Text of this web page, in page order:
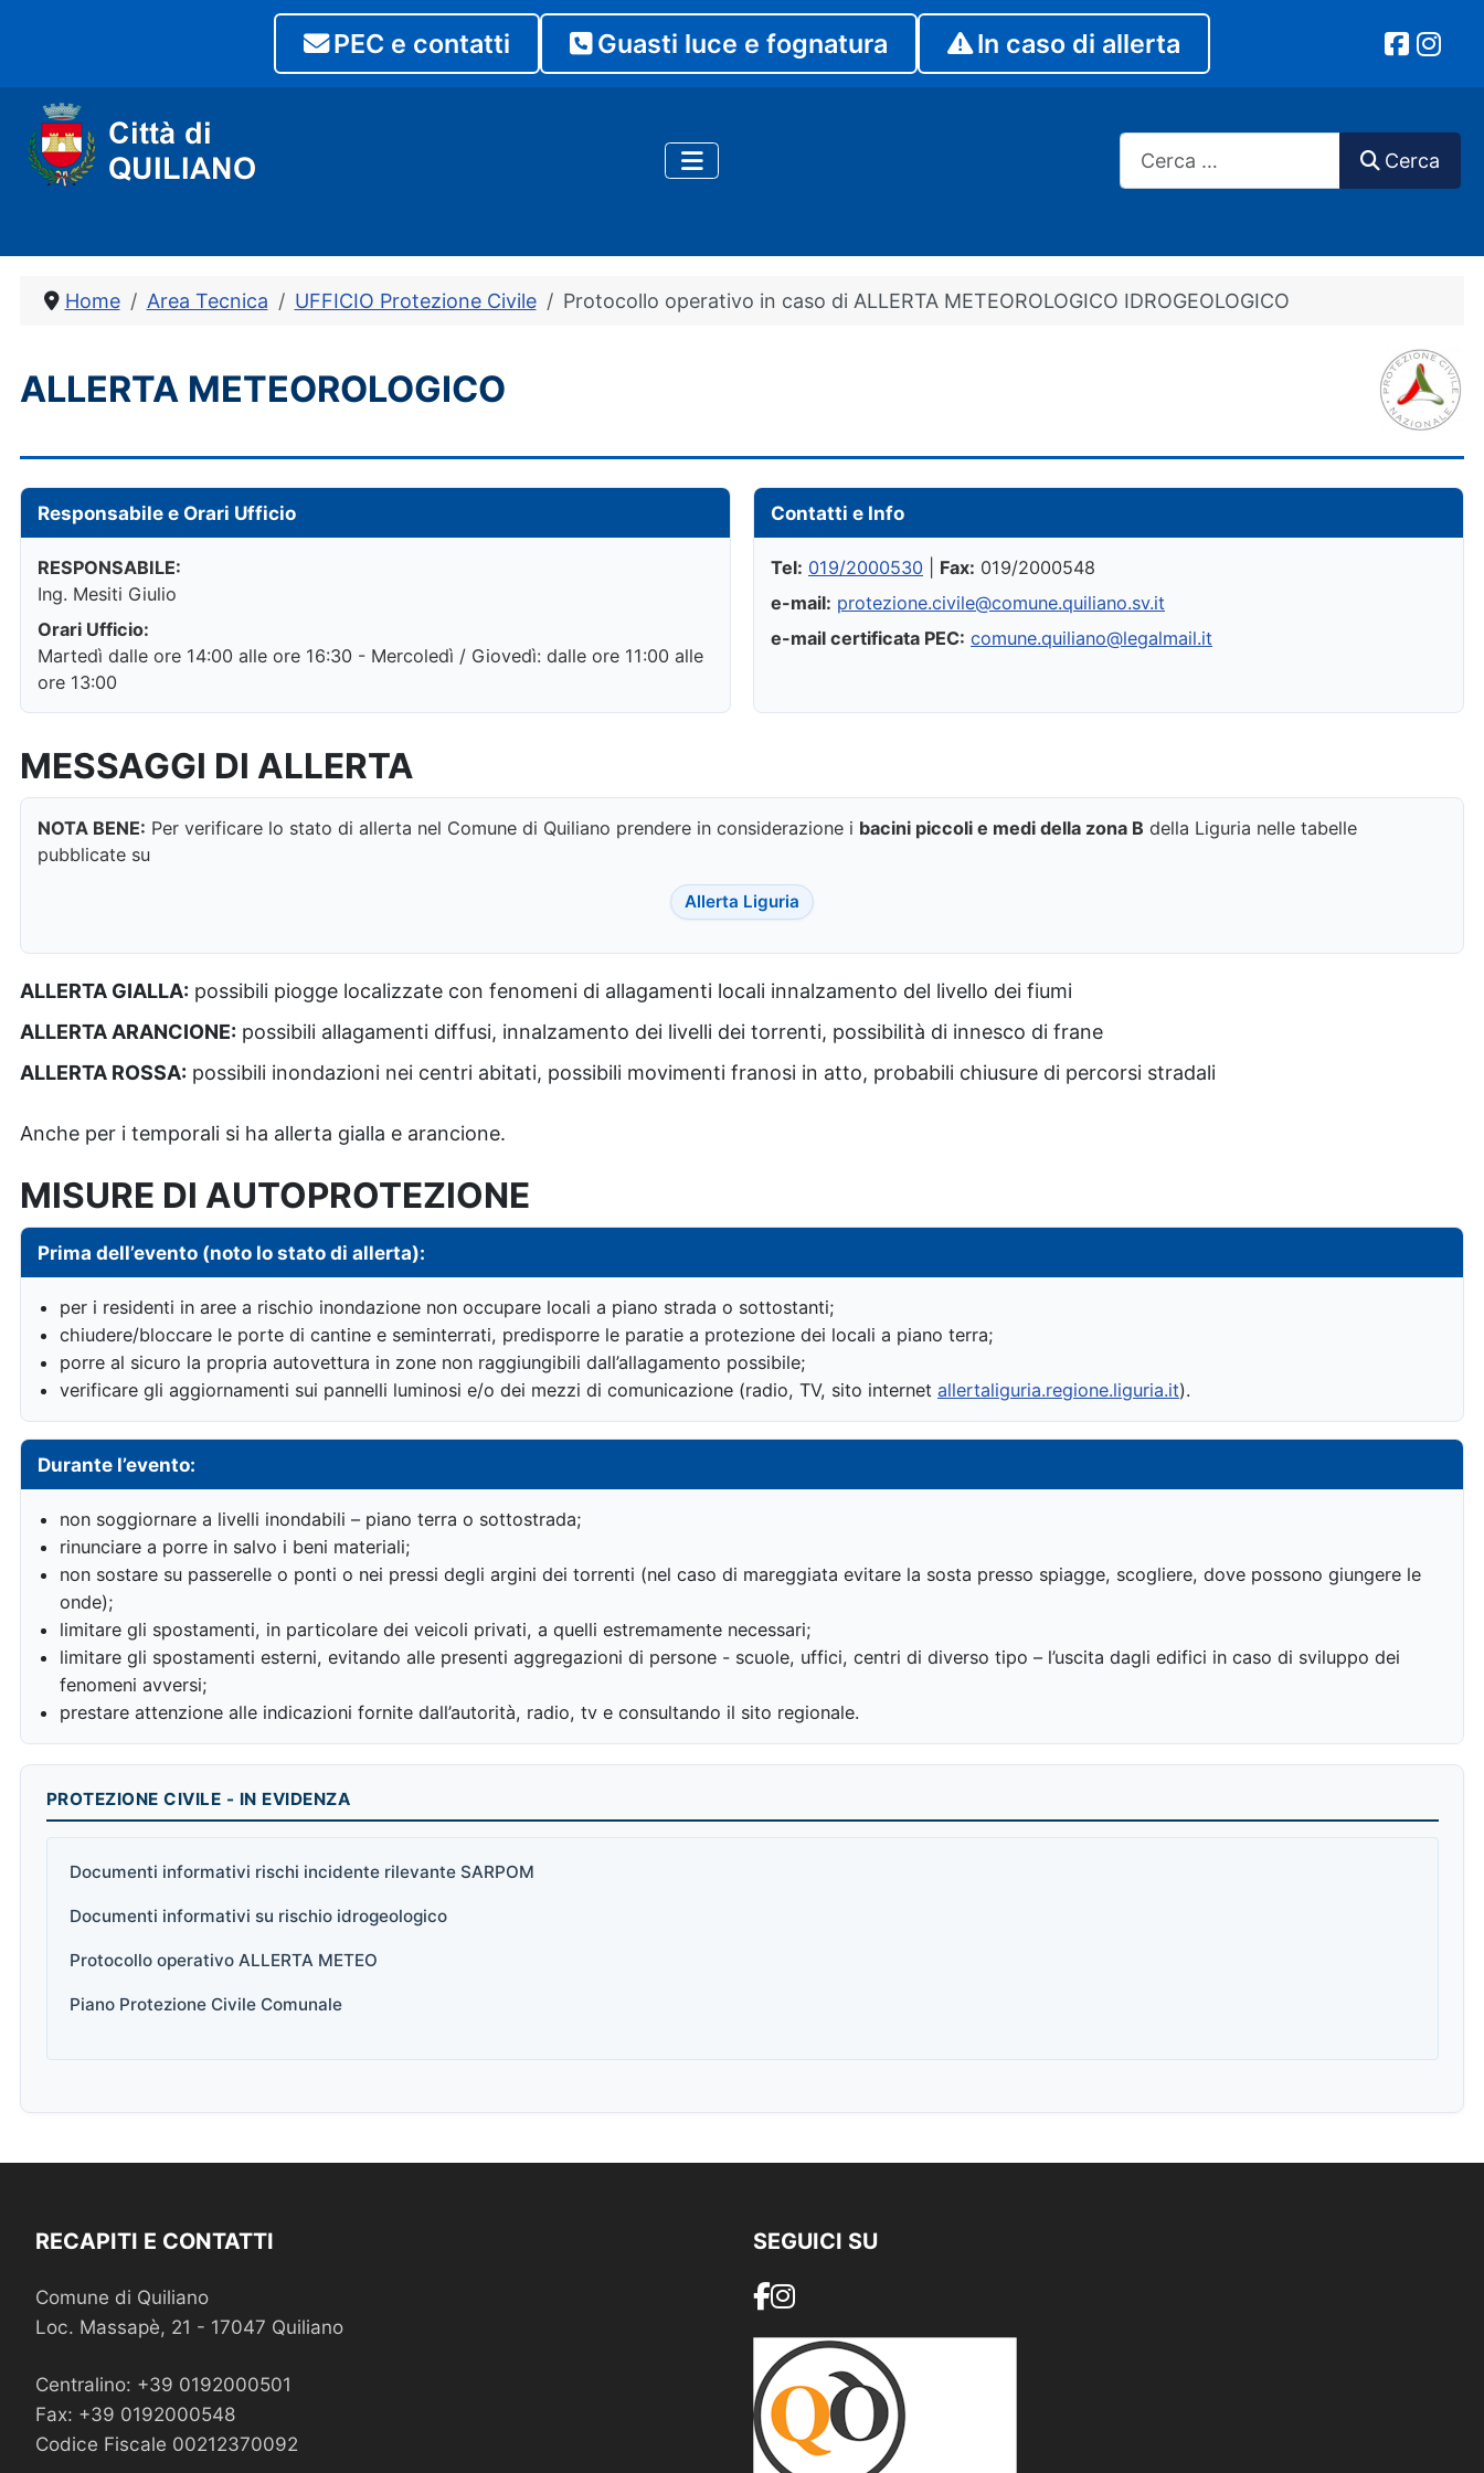
PEC e contatti Guasti luce e fognatura In caso di allerta
Cerca
Cerca
Home Area Tecnica UFFICIO Protezione Civile Protocollo operativo in caso di ALLERTA METEOROLOGICO IDROGEOLOGICO
ALLERTA METEOROLOGICO
Responsabile e Orari Ufficio
RESPONSABILE:
Ing. Mesiti Giulio
Orari Ufficio:
Martedì dalle ore 14:00 alle ore 16:30 - Mercoledì / Giovedì: dalle ore 11:00 alle
ore 13:00
Contatti e Info
Tel: 019/2000530 Fax: 019/2000548
e-mail: protezione.civile@comune.quiliano.sv.it
e-mail certificata PEC: comune.quiliano@legalmail.it
MESSAGGI DI ALLERTA
NOTA BENE: Per verificare lo stato di allerta nel Comune di Quiliano prendere in considerazione i bacini piccoli e medi della zona B della Liguria nelle tabelle
pubblicate su
Allerta Liguria
ALLERTA GIALLA: possibili piogge localizzate con fenomeni di allagamenti locali innalzamento del livello dei fiumi
ALLERTA ARANCIONE: possibili allagamenti diffusi, innalzamento dei livelli dei torrenti, possibilità di innesco di frane
ALLERTA ROSSA: possibili inondazioni nei centri abitati, possibili movimenti franosi in atto, probabili chiusure di percorsi stradali
Anche per i temporali si ha allerta gialla e arancione.
MISURE DI AUTOPROTEZIONE
Prima dell’evento (noto lo stato di allerta):
per i residenti in aree a rischio inondazione non occupare locali a piano strada o sottostanti;
chiudere/bloccare le porte di cantine e seminterrati, predisporre le paratie a protezione dei locali a piano terra;
porre al sicuro la propria autovettura in zone non raggiungibili dall’allagamento possibile;
verificare gli aggiornamenti sui pannelli luminosi e/o dei mezzi di comunicazione (radio, TV, sito internet allertaliguria.regione.liguria.it).
Durante l’evento:
non soggiornare a livelli inondabili – piano terra o sottostrada;
rinunciare a porre in salvo i beni materiali;
non sostare su passerelle o ponti o nei pressi degli argini dei torrenti (nel caso di mareggiata evitare la sosta presso spiagge, scogliere, dove possono giungere le
onde);
limitare gli spostamenti, in particolare dei veicoli privati, a quelli estremamente necessari;
limitare gli spostamenti esterni, evitando alle presenti aggregazioni di persone - scuole, uffici, centri di diverso tipo – l’uscita dagli edifici in caso di sviluppo dei
fenomeni avversi;
prestare attenzione alle indicazioni fornite dall’autorità, radio, tv e consultando il sito regionale.
PROTEZIONE CIVILE - IN EVIDENZA
Documenti informativi rischi incidente rilevante SARPOM
Documenti informativi su rischio idrogeologico
Protocollo operativo ALLERTA METEO
Piano Protezione Civile Comunale
RECAPITI E CONTATTI
Comune di Quiliano
Loc. Massapè, 21 - 17047 Quiliano
Centralino: +39 0192000501
Fax: +39 0192000548
Codice Fiscale 00212370092
SEGUICI SU